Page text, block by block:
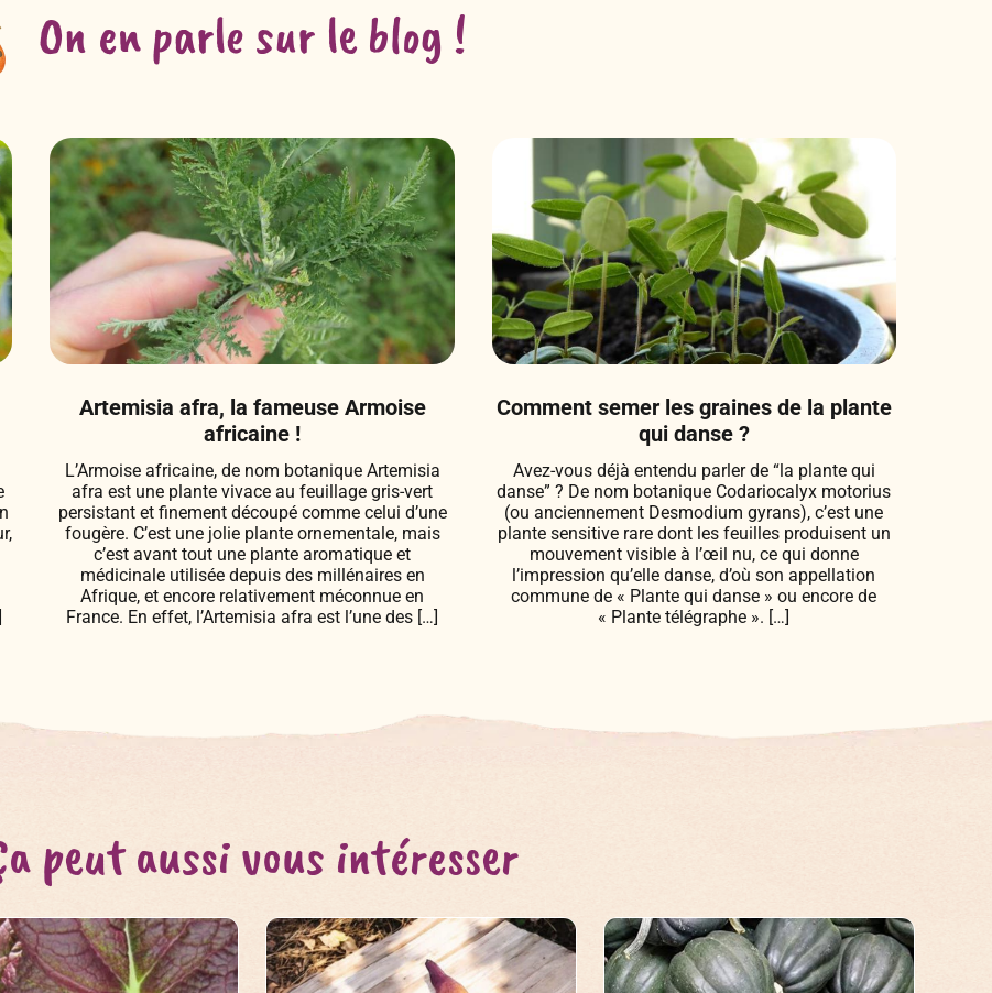
On en parle sur le blog !
Artemisia afra, la fameuse Armoise
africaine !
L’Armoise africaine, de nom botanique Artemisia
afra est une plante vivace au feuillage gris-vert
persistant et finement découpé comme celui d’une
fougère. C’est une jolie plante ornementale, mais
c’est avant tout une plante aromatique et
médicinale utilisée depuis des millénaires en
Afrique, et encore relativement méconnue en
France. En effet, l’Artemisia afra est l’une des […]
Comment semer les graines de la plante
qui danse ?
Avez-vous déjà entendu parler de “la plante qui
danse” ? De nom botanique Codariocalyx motorius
(ou anciennement Desmodium gyrans), c’est une
plante sensitive rare dont les feuilles produisent un
mouvement visible à l’œil nu, ce qui donne
l’impression qu’elle danse, d’où son appellation
commune de « Plante qui danse » ou encore de
« Plante télégraphe ». […]
peut aussi vous intéresser